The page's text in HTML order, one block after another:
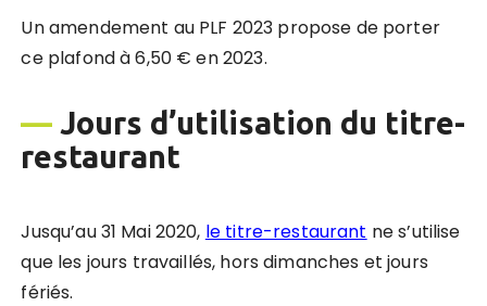
Un amendement au PLF 2023 propose de porter
ce plafond à 6,50 € en 2023.
— Jours d’utilisation du titre-
restaurant
Jusqu’au 31 Mai 2020, le titre-restaurant ne s’utilise
que les jours travaillés, hors dimanches et jours
fériés.